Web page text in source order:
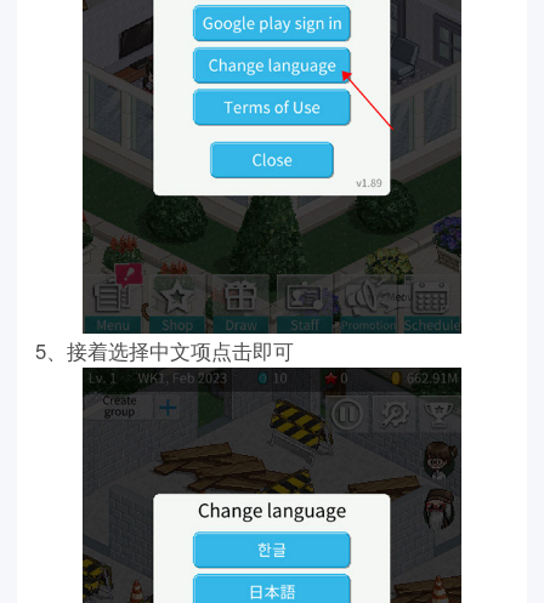
5、接着选择中文项点击即可